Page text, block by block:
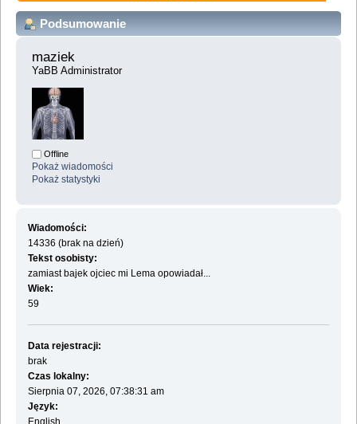
Podsumowanie
maziek
YaBB Administrator
Offline
Pokaż wiadomości
Pokaż statystyki
Wiadomości:
14336 (brak na dzień)
Tekst osobisty:
zamiast bajek ojciec mi Lema opowiadał...
Wiek:
59
Data rejestracji:
brak
Czas lokalny:
Sierpnia 07, 2026, 07:38:31 am
Język:
English